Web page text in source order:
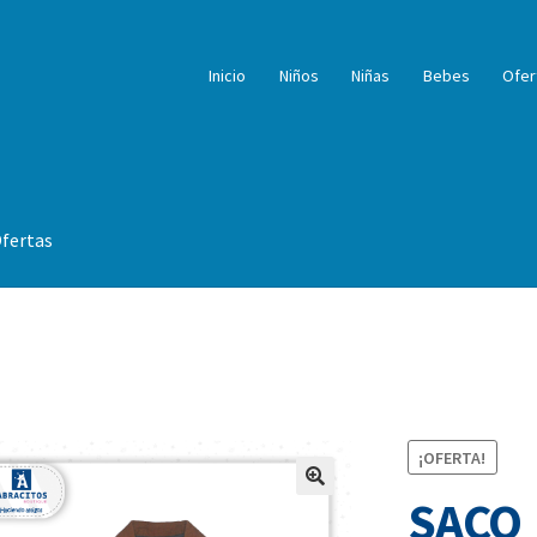
Inicio Niños Niñas Bebes
¡OFERTA!
SACO